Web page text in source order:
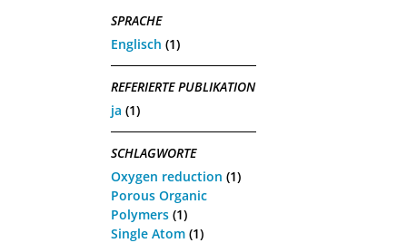
SPRACHE
Englisch (1)
REFERIERTE PUBLIKATION
ja (1)
SCHLAGWORTE
Oxygen reduction (1)
Porous Organic
Polymers (1)
Single Atom (1)